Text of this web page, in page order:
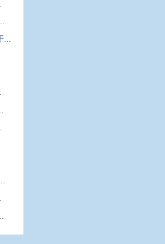
...
件事是必須要知道的?
行各業都不可缺少的一種零件,可以分為諧振器,振
設定的范圍會發生什么?
的溫度,一般比普通無...